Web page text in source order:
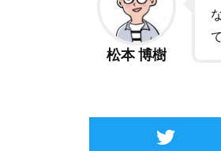
松本 博樹